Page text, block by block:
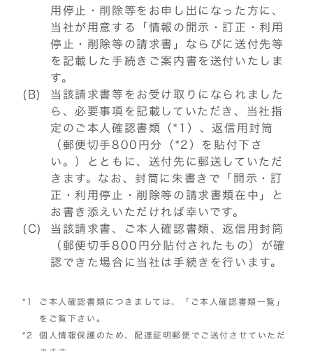
用停止・削除等をお申し出になった方に、
当社が用意する「情報の開示・訂正・利用
停止・削除等の請求書」ならびに送付先等
を記載した手続きご案内書を送付いたしま
す。
(B)
当該請求書等をお受け取りになられました
ら、必要事項を記載していただき、当社指
定のご本人確認書類（*1）、返信用封筒
（郵便切手800円分（*2）を貼付下さ
い。）とともに、送付先に郵送していただ
きます。なお、封筒に朱書きで「開示・訂
正・利用停止・削除等の請求書類在中」と
お書き添えいただければ幸いです。
(C)
当該請求書、ご本人確認書類、返信用封筒
（郵便切手800円分貼付されたもの）が確
認できた場合に当社は手続きを行います。
*1
ご本人確認書類につきましては、「ご本人確認書類一覧」
をご覧下さい。
*2
個人情報保護のため、配達証明郵便でご送付させていただ